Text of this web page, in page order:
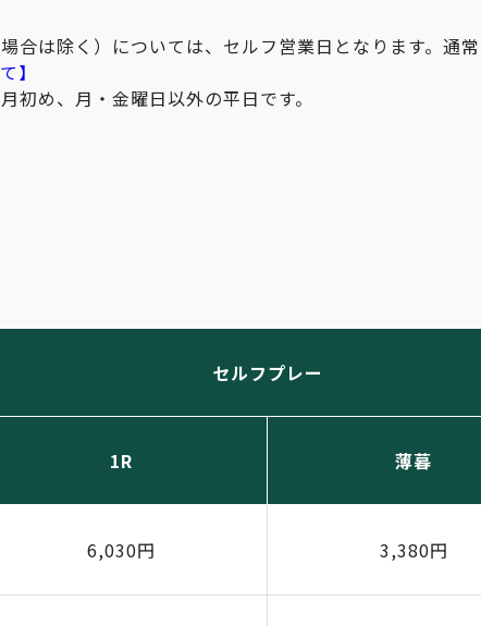
は除く）については、セルフ営業日となります。通
】
め、月・金曜日以外の平日です。
セルフプレー
1R 薄暮
6,030円 3,380円